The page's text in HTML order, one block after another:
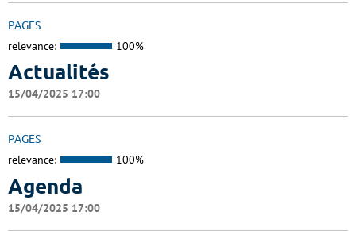
PAGES
relevance: 100%
Actualités
15/04/2025 17:00
PAGES
relevance: 100%
Agenda
15/04/2025 17:00